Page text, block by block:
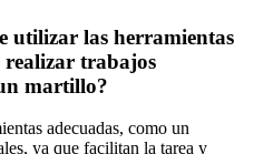
utilizar las herramientas
realizar trabajos
martillo?
adecuadas, como un
ya que facilitan la tarea y